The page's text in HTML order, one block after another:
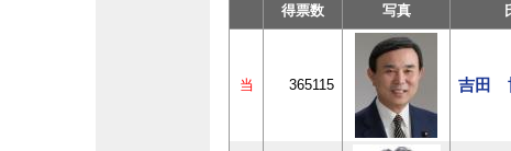
得票数
写真
当 365115 吉田